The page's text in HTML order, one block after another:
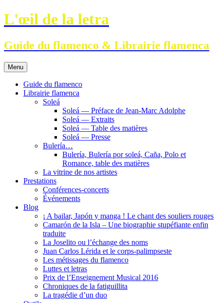
Aller
au
L'œil de la letra
Guide du flamenco & Librairie flamenca
Menu
Guide du flamenco
Librairie flamenca
Soleá
Soleá — Préface de Jean-Marc Adolphe
Soleá — Extraits
Soleá — Table des matières
Soleá — Presse
Bulería…
Bulería, Bulería por soleá, Caña, Polo et
Romance, table des matières
La vitrine de nos artistes
Prestations
Conférences-concerts
Événements
Blog
¡ A bailar, Japón y manga ! Le chant des souliers rouges
Camarón de la Isla – Une biographie stupéfiante enfin
traduite
La Joselito ou l’échange des noms
Juan Carlos Lérida et le corps-palimpseste
Les métissages du flamenco
Luttes et letras
Prix de l’Enseignement Musical 2016
Chroniques de la fatiguillita
La tragédie d’un duo